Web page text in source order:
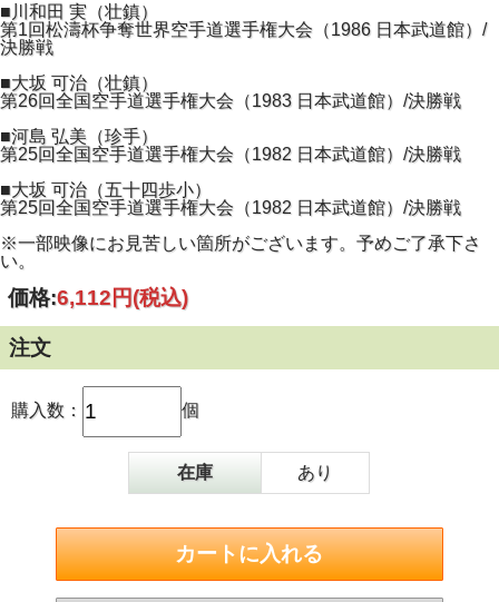
■川和田 実（壮鎮）
第1回松濤杯争奪世界空手道選手権大会（1986 日本武道館）/
決勝戦
■大坂 可治（壮鎮）
第26回全国空手道選手権大会（1983 日本武道館）/決勝戦
■河島 弘美（珍手）
第25回全国空手道選手権大会（1982 日本武道館）/決勝戦
■大坂 可治（五十四歩小）
第25回全国空手道選手権大会（1982 日本武道館）/決勝戦
※一部映像にお見苦しい箇所がございます。予めご了承下さ
い。
価格:6,112円(税込)
注文
購入数： 個
在庫 あり